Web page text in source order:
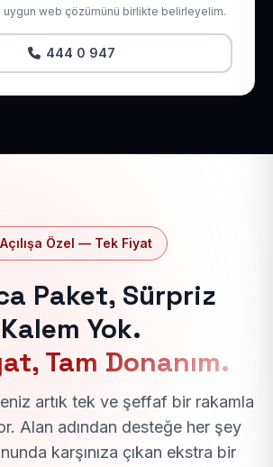
uygun web çözümünü birlikte belirleyelim.
444 0 947
Açılışa Özel — Tek Fiyat
Paket, Sürpriz
Kalem Yok.
Tam Donanım.
artık tek ve şeffaf bir rakamla
Alan adından desteğe her şey
karşınıza çıkan ekstra bir